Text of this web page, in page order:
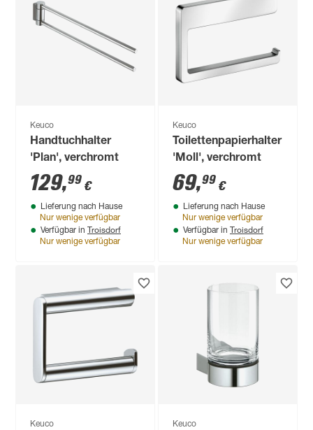
Keuco
Handtuchhalter
'Plan', verchromt
129,99 €
Lieferung nach Hause
Nur wenige verfügbar
Verfügbar in Troisdorf
Nur wenige verfügbar
Keuco
Toilettenpapierhalter
'Moll', verchromt
69,99 €
Lieferung nach Hause
Nur wenige verfügbar
Verfügbar in Troisdorf
Nur wenige verfügbar
Keuco Keuco